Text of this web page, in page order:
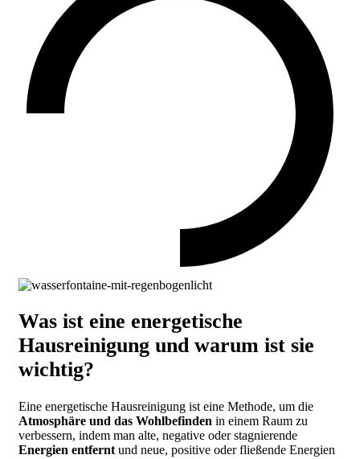
Was ist eine energetische
Hausreinigung und warum ist sie
wichtig?
Eine energetische Hausreinigung ist eine Methode, um die
Atmosphäre und das Wohlbefinden in einem Raum zu
verbessern, indem man alte, negative oder stagnierende
Energien entfernt und neue, positive oder fließende Energien